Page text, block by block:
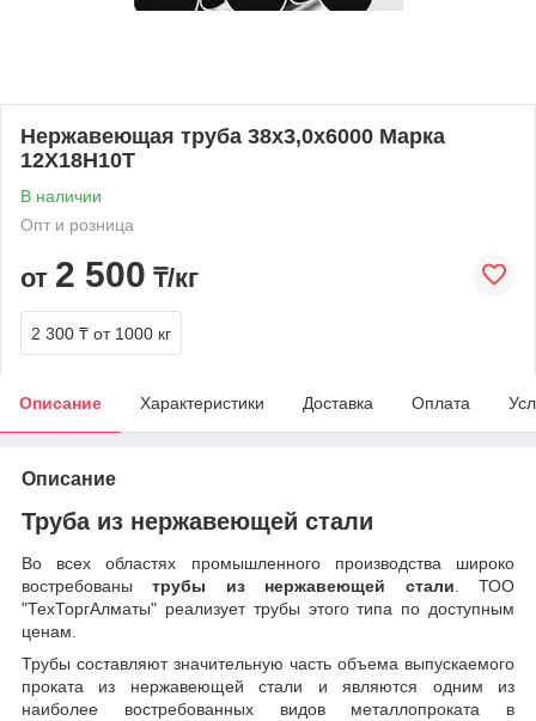
Нержавеющая труба 38х3,0х6000 Марка
12Х18Н10Т
В наличии
Опт и розница
от 2 500 ₸/кг
2 300 ₸ от 1000 кг
Описание Характеристики Доставка Оплата
Описание
Труба из нержавеющей стали
Во всех областях промышленного производства широко
востребованытрубы из нержавеющей стали. ТОО
"ТехТоргАлматы" реализует трубы этого типа по доступным
ценам.
Трубы составляют значительную часть объема выпускаемого
проката из нержавеющей стали и являются одним из
наиболее востребованных видов металлопроката в